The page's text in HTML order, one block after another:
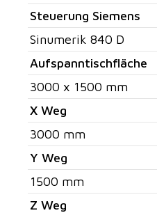
Steuerung Siemens
Sinumerik 840 D
Aufspanntischfläche
3000 x 1500 mm
X Weg
3000 mm
Y Weg
1500 mm
Z Weg